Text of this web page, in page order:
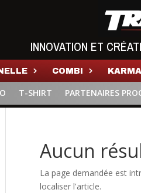
INNOVATION ET
COMBI
T-SHIRT PARTENAIRES
Aucun
La page demandée est
localiser l'article.